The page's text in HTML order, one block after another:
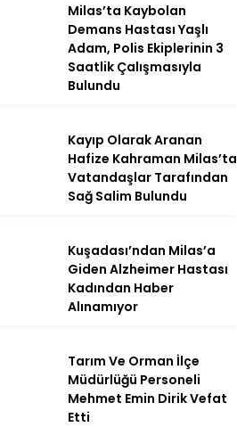
Milas’ta Kaybolan
Demans Hastası Yaşlı
Adam, Polis Ekiplerinin 3
Saatlik Çalışmasıyla
Bulundu
Kayıp Olarak Aranan
Hafize Kahraman Milas’ta
Vatandaşlar Tarafından
Sağ Salim Bulundu
Kuşadası’ndan Milas’a
Giden Alzheimer Hastası
Kadından Haber
Alınamıyor
Tarım Ve Orman İlçe
Müdürlüğü Personeli
Mehmet Emin Dirik Vefat
Etti